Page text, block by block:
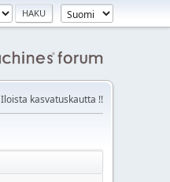
Iloista kasvatuskautta !!